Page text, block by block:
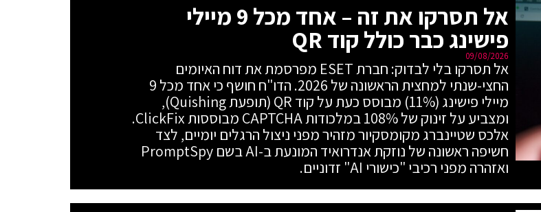
אל תסרקו את זה – אחד מכל 9 מיילי
פישינג כבר כולל קוד QR
09/08/2026
אל תסרקו בלי לבדוק: חברת ESET מפרסמת את דוח האיומים
החצי-שנתי למחצית הראשונה של 2026. הדו"ח חושף כי אחד מכל 9
מיילי פישינג (11%) מבוסס כעת על קוד QR (תופעת Quishing),
ומצביע על זינוק של 108% במלכודות CAPTCHA מבוססות ClickFix.
אלכס שטיינברג מקומסקיור מזהיר מפני ניצול הרגלים יומיים, לצד
חשיפה ראשונה של נוזקת אנדרואיד המונעת ב-AI בשם PromptSpy
ואזהרה מפני רכיבי "כישורי AI" זדוניים.